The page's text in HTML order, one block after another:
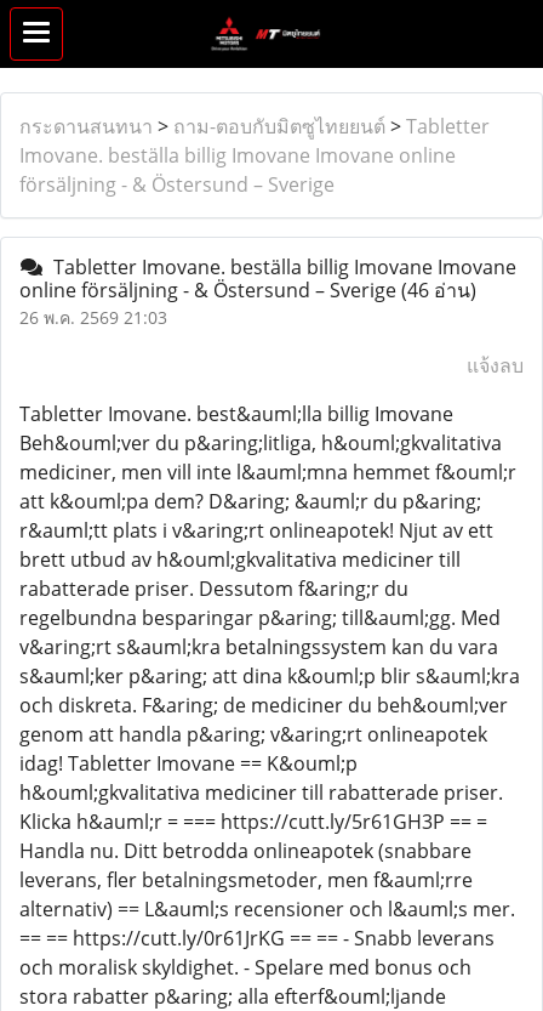
กระดานสนทนา > ถาม-ตอบกับมิตซูไทยยนต์ >Tabletter
Imovane. beställa billig Imovane Imovane online
försäljning - & Östersund – Sverige
Tabletter Imovane. beställa billig Imovane Imovane
online försäljning - & Östersund – Sverige(46 อ่าน)
26 พ.ค. 2569 21:03
แจ้งลบ
Tabletter Imovane. best&auml;lla billig Imovane
Beh&ouml;ver du p&aring;litliga, h&ouml;gkvalitativa
mediciner, men vill inte l&auml;mna hemmet f&ouml;r
att k&ouml;pa dem? D&aring; &auml;r du p&aring;
r&auml;tt plats i v&aring;rt onlineapotek! Njut av ett
brett utbud av h&ouml;gkvalitativa mediciner till
rabatterade priser. Dessutom f&aring;r du
regelbundna besparingar p&aring; till&auml;gg. Med
v&aring;rt s&auml;kra betalningssystem kan du vara
s&auml;ker p&aring; att dina k&ouml;p blir s&auml;kra
och diskreta. F&aring; de mediciner du beh&ouml;ver
genom att handla p&aring; v&aring;rt onlineapotek
idag! Tabletter Imovane == K&ouml;p
h&ouml;gkvalitativa mediciner till rabatterade priser.
Klicka h&auml;r = === https://cutt.ly/5r61GH3P == =
Handla nu. Ditt betrodda onlineapotek (snabbare
leverans, fler betalningsmetoder, men f&auml;rre
alternativ) == L&auml;s recensioner och l&auml;s mer.
== == https://cutt.ly/0r61JrKG == == - Snabb leverans
och moralisk skyldighet. - Spelare med bonus och
stora rabatter p&aring; alla efterf&ouml;ljande